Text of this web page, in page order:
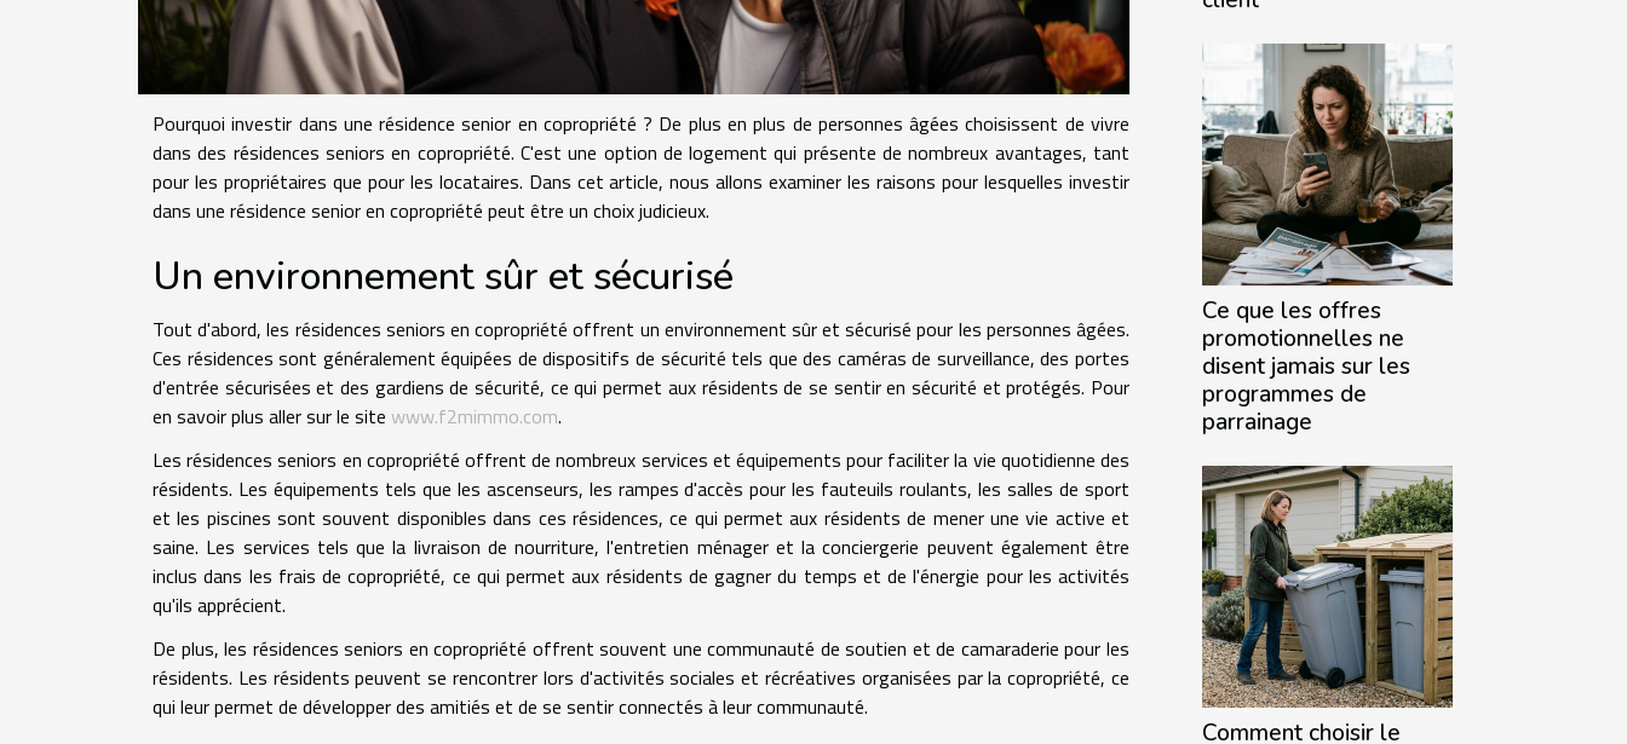
Pourquoi investir dans une résidence senior en copropriété ? De plus en plus de personnes âgées choisissent de vivre
dans des résidences seniors en copropriété. C'est une option de logement qui présente de nombreux avantages, tant
pour les propriétaires que pour les locataires. Dans cet article, nous allons examiner les raisons pour lesquelles investir
dans une résidence senior en copropriété peut être un choix judicieux.
Un environnement sûr et sécurisé
Tout d'abord, les résidences seniors en copropriété offrent un environnement sûr et sécurisé pour les personnes âgées.
Ces résidences sont généralement équipées de dispositifs de sécurité tels que des caméras de surveillance, des portes
d'entrée sécurisées et des gardiens de sécurité, ce qui permet aux résidents de se sentir en sécurité et protégés. Pour
en savoir plus aller sur le site www.f2mimmo.com.
Les résidences seniors en copropriété offrent de nombreux services et équipements pour faciliter la vie quotidienne des
résidents. Les équipements tels que les ascenseurs, les rampes d'accès pour les fauteuils roulants, les salles de sport
et les piscines sont souvent disponibles dans ces résidences, ce qui permet aux résidents de mener une vie active et
saine. Les services tels que la livraison de nourriture, l'entretien ménager et la conciergerie peuvent également être
inclus dans les frais de copropriété, ce qui permet aux résidents de gagner du temps et de l'énergie pour les activités
qu'ils apprécient.
De plus, les résidences seniors en copropriété offrent souvent une communauté de soutien et de camaraderie pour les
résidents. Les résidents peuvent se rencontrer lors d'activités sociales et récréatives organisées par la copropriété, ce
qui leur permet de développer des amitiés et de se sentir connectés à leur communauté.
Ce que les offres
promotionnelles ne
disent jamais sur les
programmes de
parrainage
Comment choisir le